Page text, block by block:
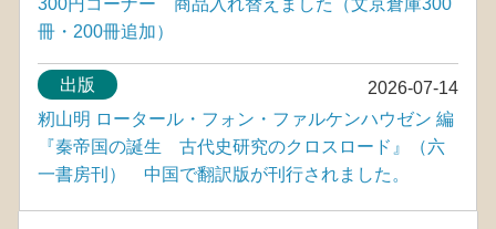
300円コーナー 商品入れ替えました（文京倉庫300
冊・200冊追加）
2026-07-14
出版
籾山明 ロータール・フォン・ファルケンハウゼン 編
『秦帝国の誕生 古代史研究のクロスロード』（六
一書房刊） 中国で翻訳版が刊行されました。